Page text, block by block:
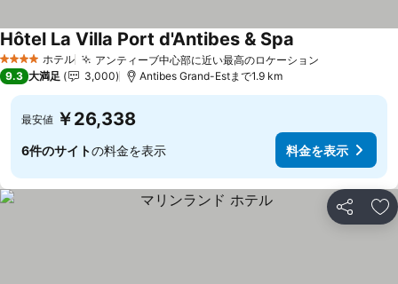
4 ホテルのランク
ホテル アンティーブ中心部に近い最高のロケーション
Hôtel La Villa Port d'Antibes & Spa
9.3 大満足 3,000 Antibes Grand-Estまで1.9 km
最安値 ￥26,338
6件のサイトの料金を表示 料金を表示
シェア お